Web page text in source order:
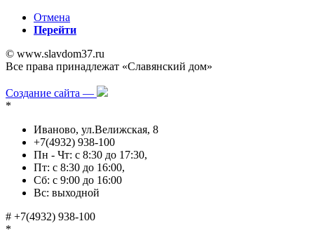
Отмена
Перейти
© www.slavdom37.ru
Все права принадлежат «Славянский дом»
Создание сайта —
*
Иваново, ул.Велижская, 8
+7(4932) 938-100
Пн - Чт: с 8:30 до 17:30,
Пт: с 8:30 до 16:00,
Сб: с 9:00 до 16:00
Вс: выходной
# +7(4932) 938-100
*